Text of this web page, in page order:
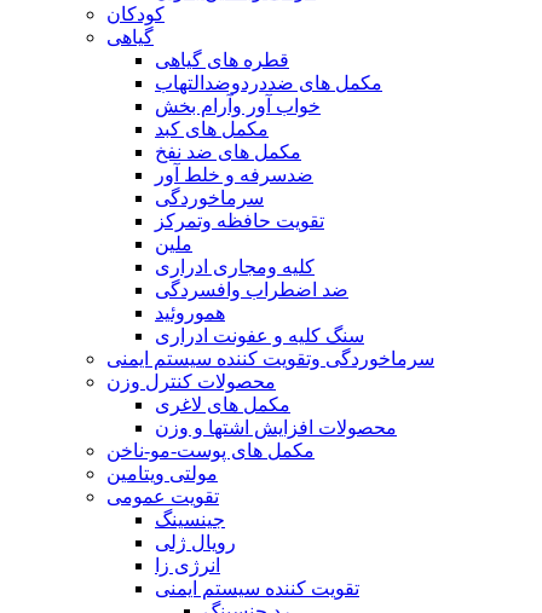
کودکان
گیاهی
قطره های گیاهی
مکمل های ضددردوضدالتهاب
خواب آور وآرام بخش
مکمل های کبد
مکمل های ضد نفخ
ضدسرفه و خلط آور
سرماخوردگی
تقویت حافظه وتمرکز
ملین
کلیه ومجاری ادراری
ضد اضطراب وافسردگی
هموروئید
سنگ کلیه و عفونت ادراری
سرماخوردگی وتقویت کننده سیستم ایمنی
محصولات کنترل وزن
مکمل های لاغری
محصولات افزایش اشتها و وزن
مکمل های پوست-مو-ناخن
مولتی ویتامین
تقویت عمومی
جینسینگ
رویال ژلی
انرژی زا
تقویت کننده سیستم ایمنی